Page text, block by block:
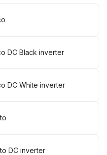
DC Black inverter
DC White inverter
DC inverter